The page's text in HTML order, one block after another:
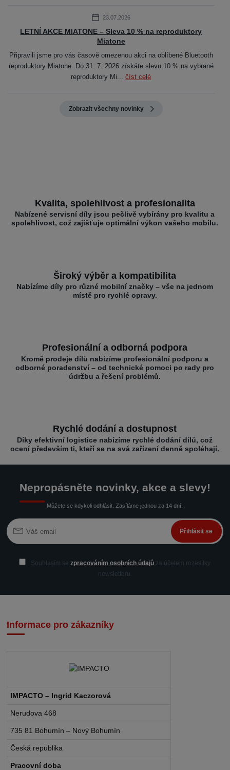
23.07.2026
LETNÍ AKCE MIATONE – Sleva 10 % na reproduktory
Miatone
Připravili jsme pro vás časově omezenou akci na oblíbené Bluetooth
reproduktory Miatone. Do 31. 7. 2026 získáte slevu 10 % na vybrané
reproduktory Mi...číst celé
Zobrazit všechny novinky
Kvalita, spolehlivost a profesionalita
Nabízené servisní díly jsou pečlivě vybírány pro kvalitu a
spolehlivost, což zajišťuje optimální výkon vašeho mobilu.
Široký výběr a kompatibilita
Nabízíme díly pro různé mobilní značky – vše na jednom
místě pro rychlé opravy.
Profesionální a odborná podpora
Kromě prodeje dílů nabízíme profesionální podporu a
odborné poradenství – od technické pomoci po rady pro
údržbu a řešení problémů.
Rychlé dodání a dostupnost
Díky efektivní logistice nabízíme rychlé dodání dílů, což
ocení především ti, kteří se na svá zařízení denně spoléhají.
Nepropásněte novinky, akce a slevy!
Můžete se kdykoli odhlásit. Zasíláme jednou za 14 dní.
Přihlásit se
Souhlasím sezpracováním osobních údajů za účelem rozesílky
newsletteru.
Informace pro zákazníky
IMPACTO – Ingrid Kaczorová
Nerudova 468
735 81 Bohumín – Nový Bohumín
Česká republika
Pracovní doba